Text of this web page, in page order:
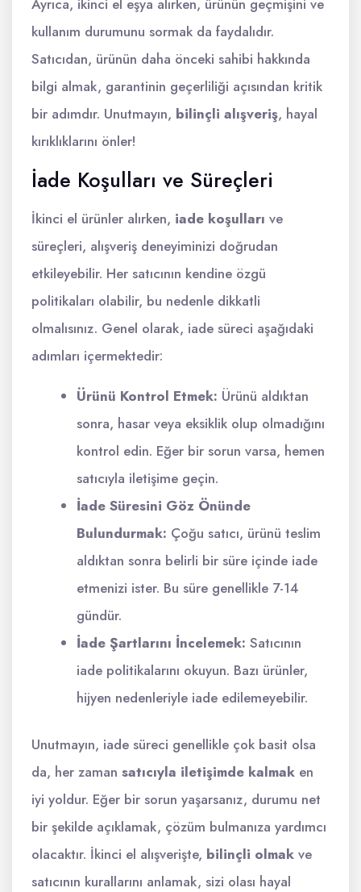
Ayrıca, ikinci el eşya alırken, ürünün geçmişini ve
kullanım durumunu sormak da faydalıdır.
Satıcıdan, ürünün daha önceki sahibi hakkında
bilgi almak, garantinin geçerliliği açısından kritik
bir adımdır. Unutmayın, bilinçli alışveriş, hayal
kırıklıklarını önler!
İade Koşulları ve Süreçleri
İkinci el ürünler alırken, iade koşulları ve
süreçleri, alışveriş deneyiminizi doğrudan
etkileyebilir. Her satıcının kendine özgü
politikaları olabilir, bu nedenle dikkatli
olmalısınız. Genel olarak, iade süreci aşağıdaki
adımları içermektedir:
Ürünü Kontrol Etmek: Ürünü aldıktan
sonra, hasar veya eksiklik olup olmadığını
kontrol edin. Eğer bir sorun varsa, hemen
satıcıyla iletişime geçin.
İade Süresini Göz Önünde
Bulundurmak: Çoğu satıcı, ürünü teslim
aldıktan sonra belirli bir süre içinde iade
etmenizi ister. Bu süre genellikle 7-14
gündür.
İade Şartlarını İncelemek: Satıcının
iade politikalarını okuyun. Bazı ürünler,
hijyen nedenleriyle iade edilemeyebilir.
Unutmayın, iade süreci genellikle çok basit olsa
da, her zaman satıcıyla iletişimde kalmak en
iyi yoldur. Eğer bir sorun yaşarsanız, durumu net
bir şekilde açıklamak, çözüm bulmanıza yardımcı
olacaktır. İkinci el alışverişte, bilinçli olmak ve
satıcının kurallarını anlamak, sizi olası hayal